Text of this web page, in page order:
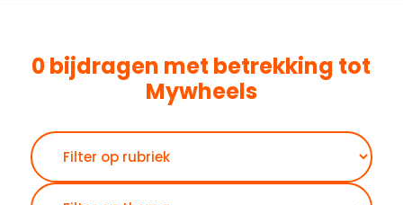
0 bijdragen met betrekking tot
Mywheels